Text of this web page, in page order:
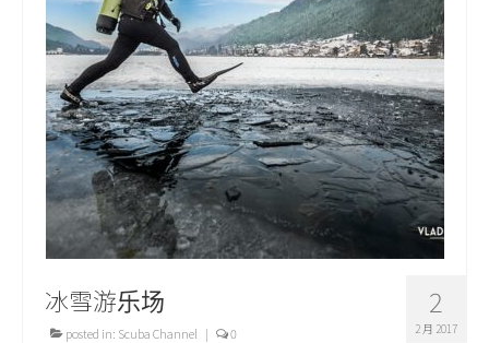
2
2 月 2017
冰雪游乐场
posted in: Scuba Channel | 0